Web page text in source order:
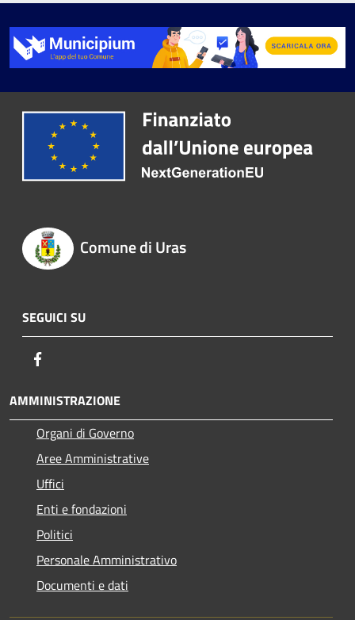
Comune di Uras
SEGUICI SU
AMMINISTRAZIONE
Organi di Governo
Aree Amministrative
Uffici
Enti e fondazioni
Politici
Personale Amministrativo
Documenti e dati